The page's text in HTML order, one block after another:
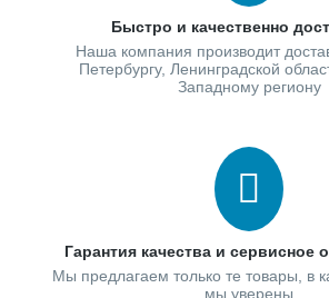
Быстро и качественно
Наша компания производит
Петербургу, Ленинградской
Западному региону
Гарантия качества и сервисное
Мы предлагаем только те товары, в
мы уверены